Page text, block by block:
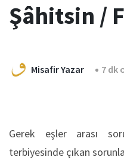
Şâhitsin /
Misafir Yazar 7 dk
Gerek eşler arası
terbiyesinde çıkan